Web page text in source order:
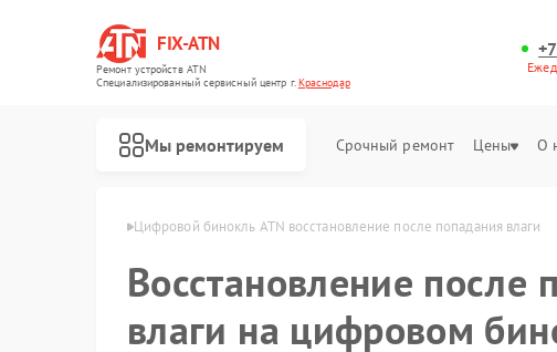
FIX-ATN
Ремонт устройств ATN
Специализированный cервисный центр г.Краснодар
Мы ремонтируем Срочный ремонт Цены О
Цифровой бинокль ATN восстановление после попадания влаги
Восстановление после
влаги на цифровом